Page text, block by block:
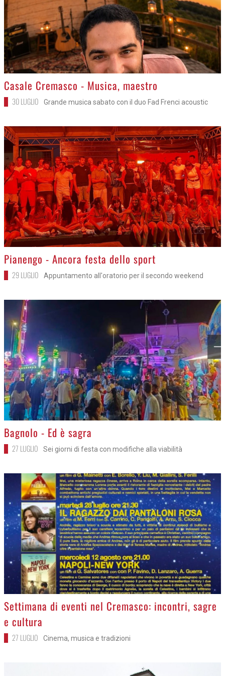
>
Casale Cremasco - Musica, maestro
30 LUGLIO Grande musica sabato con il duo Fad Frenci acoustic
>
Pianengo - Ancora festa dello sport
29 LUGLIO Appuntamento all'oratorio per il secondo weekend
>
Bagnolo - Ed è sagra
27 LUGLIO Sei giorni di festa con modifiche alla viabilità
>
Settimana di eventi nel Cremasco: incontri, sagre
e cultura
27 LUGLIO Cinema, musica e tradizioni